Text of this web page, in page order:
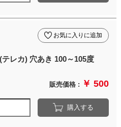
レカ) 穴あき 100～105度
お気に入りに追加
販売価格 : ￥ 500
購入する